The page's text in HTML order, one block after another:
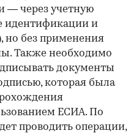
— через учетную
идентификации и
но без применения
Также необходимо
документы
которая была
ЕСИА. По
проводить операции,